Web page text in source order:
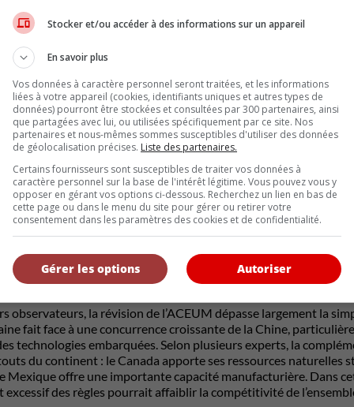
AUTOMOBILES RÉCLAMENT LA STABILITÉ
automobiles souhaitent majoritairement le maintien
de pilier essentiel pour attirer les investissements, créer
son côté,
General Motors
considère l’accord comme
règles d’origine soit introduite progressivement afin de
Autos Drive America partage cette position. Selon elle,
tout en maintenant une forte présence manufacturière
UAW RÉCLAME DES CHANGEMENTS PROFONDS
syndicat américainUnited Auto Workersdiffère toutefois de
important des règles commerciales, incluant l’instauration de
l’établissement d’un salaire minimum manufacturier nord-
limiter la délocalisation des emplois vers le Mexique. Le
si ces conditions ne sont pas respectées.
AVEC LA CHINE EN TOILE DE FOND
observateurs, la révision de l’ACEUM dépasse largement la
fait face à une concurrence croissante de la Chine,
technologies embarquées. Selon plusieurs experts, la
du continent : le Canada apporte ses ressources naturelles
Mexique offre une importante capacité manufacturière. Dans
excessif des règles pourrait affaiblir la compétitivité de
Stocker et/ou accéder à des informations sur un appareil
En savoir plus
Vos données à caractère personnel seront traitées, et les informations
liées à votre appareil (cookies, identifiants uniques et autres types de
données) pourront être stockées et consultées par 300 partenaires, ainsi
que partagées avec lui, ou utilisées spécifiquement par ce site. Nos
partenaires et nous-mêmes sommes susceptibles d'utiliser des données
de géolocalisation précises. Liste des partenaires.
Certains fournisseurs sont susceptibles de traiter vos données à
caractère personnel sur la base de l'intérêt légitime. Vous pouvez vous y
opposer en gérant vos options ci-dessous. Recherchez un lien en bas de
cette page ou dans le menu du site pour gérer ou retirer votre
consentement dans les paramètres des cookies et de confidentialité.
Autoriser
Gérer les options